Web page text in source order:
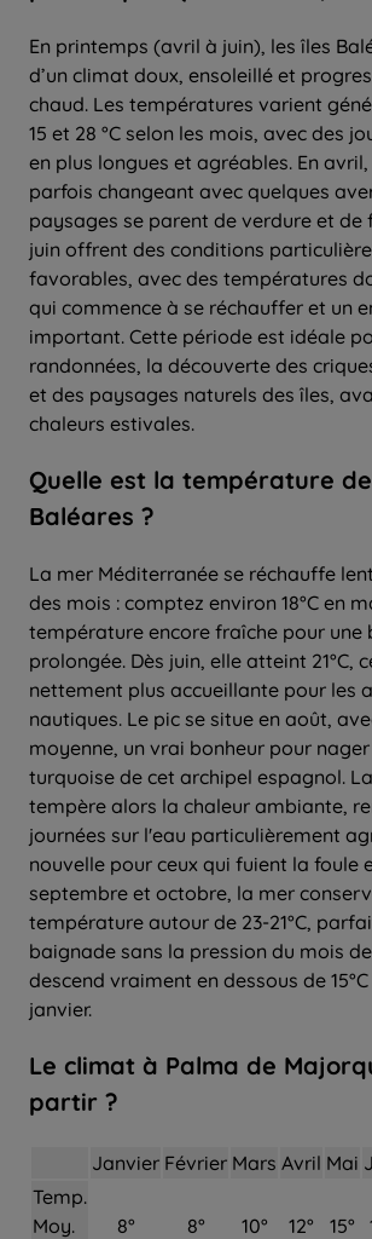
En printemps (avril à juin), les îles
d’un climat doux, ensoleillé et
chaud. Les températures varient
15 et 28 °C selon les mois, avec des
en plus longues et agréables. En
parfois changeant avec quelques
paysages se parent de verdure et de
juin offrent des conditions
favorables, avec des températures
qui commence à se réchauffer et un
important. Cette période est idéale
randonnées, la découverte des
et des paysages naturels des îles,
chaleurs estivales.
Quelle est la température
Baléares ?
La mer Méditerranée se réchauffe
des mois : comptez environ 18°C en
température encore fraîche pour une
prolongée. Dès juin, elle atteint 21°C,
nettement plus accueillante pour les
nautiques. Le pic se situe en août,
moyenne, un vrai bonheur pour
turquoise de cet archipel espagnol.
tempère alors la chaleur ambiante,
journées sur l'eau particulièrement
nouvelle pour ceux qui fuient la foule
septembre et octobre, la mer
température autour de 23-21°C,
baignade sans la pression du mois
descend vraiment en dessous de
janvier.
Le climat à Palma de
partir ?
Janvier Février Mars Avril Mai
Temp.
Moy.
8° 8° 10° 12° 15°